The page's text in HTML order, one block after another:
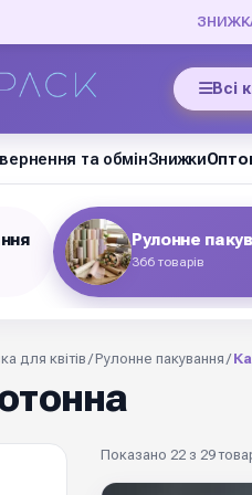
Всі
та обмінЗнижки
Рулонне
366 товарів
для квітів /Рулонне пакування /
Показано 22 з 29